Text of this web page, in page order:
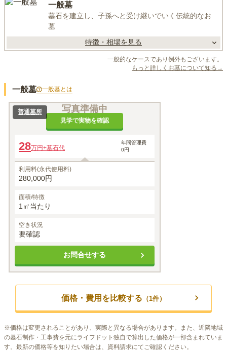
一般墓
墓石を建立し、子孫へと受け継いでいく伝統的なお
墓
特徴・相場を見る
一般的なケースであり例外もございます。
もっと詳しくお墓について知る→
一般墓 一般墓とは
写真準備中
見学で実物を確認
普通墓所
28万円+墓石代
年間管理費
0円
利用料(永代使用料)
280,000円
面積/特徴
1㎡当たり
空き状況
要確認
お問合せする
価格・費用を比較する （1件）
※価格は変更されることがあり、実際と異なる場合があります。また、近隣地域
の墓石制作・工事費を元にライフドット独自で算出した価格が一部含まれていま
す。最新の価格等を知りたい場合は、資料請求にてご確認ください。